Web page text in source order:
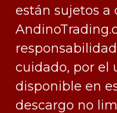
están sujetos a
cuidado, por el
disponible en
descargo no